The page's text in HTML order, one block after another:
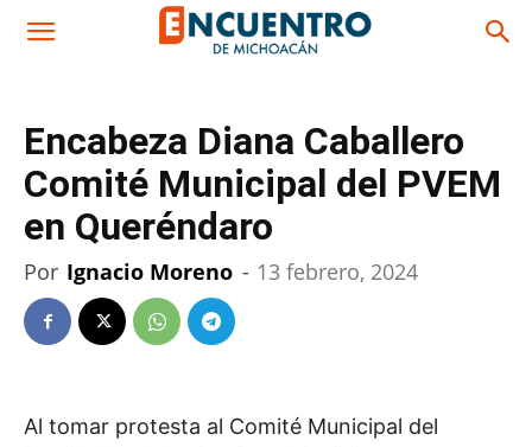
Encabeza Diana Caballero
Comité Municipal del PVEM
en Queréndaro
Por Ignacio Moreno - 13 febrero, 2024
Al tomar protesta al Comité Municipal del